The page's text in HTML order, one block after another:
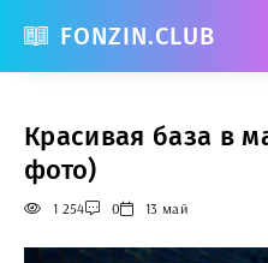
FONZIN.CLUB
Красивая база в
фото)
1 254 0 13 май